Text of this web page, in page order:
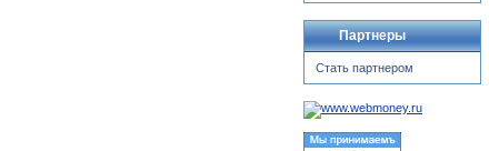
Партнеры
Стать партнером